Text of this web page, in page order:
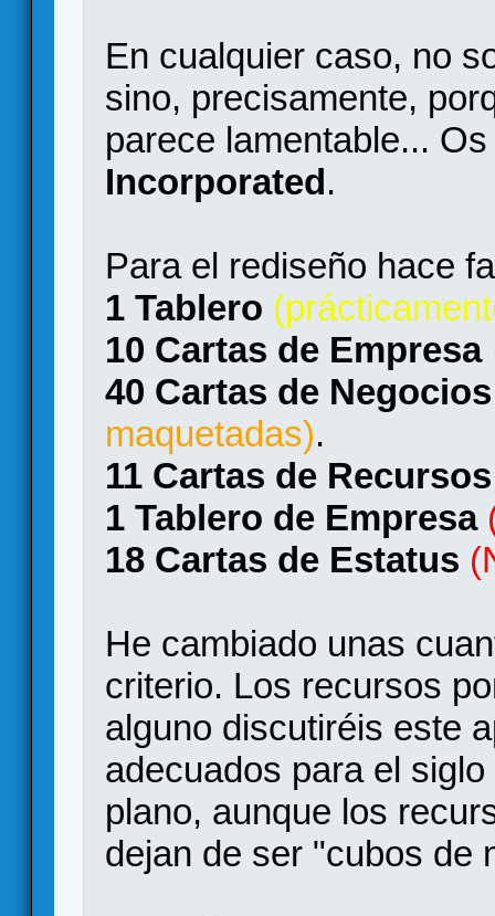
En cualquier caso, no
sino, precisamente,
parece lamentable...
Incorporated.
Para el rediseño hace
1 Tablero
10 Cartas de Empresa
40 Cartas de Negocios
maquetadas).
11 Cartas de Recursos
1 Tablero de Empresa
18 Cartas de Estatus
He cambiado unas
criterio. Los recursos
alguno discutiréis este
adecuados para el
plano, aunque los
dejan de ser "cubos de